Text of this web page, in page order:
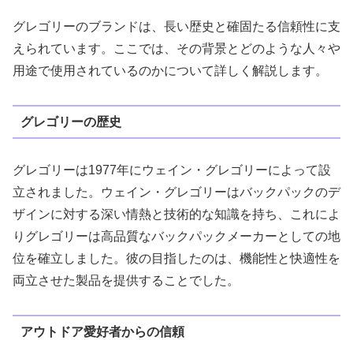
グレゴリーのブランドは、長い歴史と確固たる信頼性に支
えられています。ここでは、その背景とどのような人々や
用途で使用されているのかについて詳しく解説します。
グレゴリーの歴史
グレゴリーは1977年にウェイン・グレゴリーによって設
立されました。ウェイン・グレゴリーはバックパックのデ
ザインに対する深い情熱と技術的な知識を持ち、これによ
りグレゴリーは高品質なバックパックメーカーとしての地
位を確立しました。彼の目指したのは、機能性と快適性を
両立させた製品を提供することでした。
アウトドア愛好者からの信頼